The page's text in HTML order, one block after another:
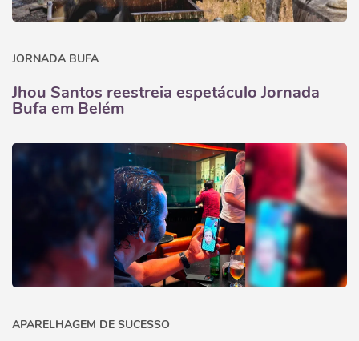
JORNADA BUFA
Jhou Santos reestreia espetáculo Jornada
Bufa em Belém
APARELHAGEM DE SUCESSO